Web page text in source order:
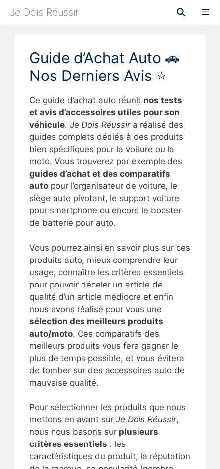
Je Dois Réussir
Guide d’Achat Auto 🚗
Nos Derniers Avis ⭐
Ce guide d’achat auto réunit nos tests
et avis d’accessoires utiles pour son
véhicule. Je Dois Réussira réalisé des
guides complets dédiés à des produits
bien spécifiques pour la voiture ou la
moto. Vous trouverez par exemple des
guides d’achat et des comparatifs
auto pour l’organisateur de voiture, le
siège auto pivotant, le support voiture
pour smartphone ou encore le booster
de batterie pour auto.
Vous pourrez ainsi en savoir plus sur ces
produits auto, mieux comprendre leur
usage, connaître les critères essentiels
pour pouvoir déceler un article de
qualité d’un article médiocre et enfin
nous avons réalisé pour vous une
sélection des meilleurs produits
auto/moto. Ces comparatifs des
meilleurs produits vous fera gagner le
plus de temps possible, et vous évitera
de tomber sur des accessoires auto de
mauvaise qualité.
Pour sélectionner les produits que nous
mettons en avant sur Je Dois Réussir,
nous nous basons sur plusieurs
critères essentiels : les
caractéristiques du produit, la réputation